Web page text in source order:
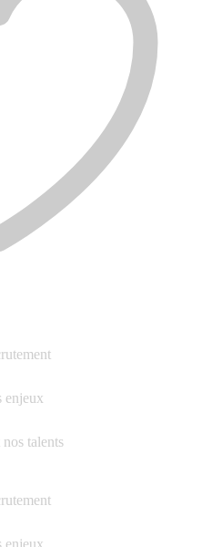
enjeux
talents